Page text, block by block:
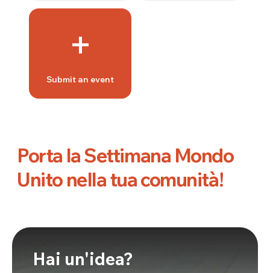
+
Submit an event
Porta la Settimana Mondo
Unito nella tua comunità!
Hai un'idea?